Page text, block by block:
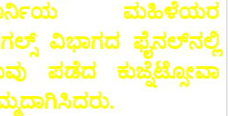
ಮಹಿಳೆಯರ
ವಿಭಾಗದ ಫೈನಲ್‌ನಲ್ಲಿ
ಪಡೆದ ಕುಜ್ನೆಟ್ಸೋವಾ